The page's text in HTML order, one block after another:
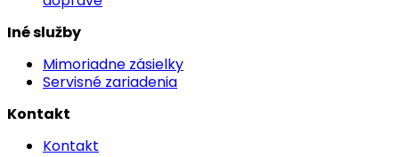
Iné služby
Mimoriadne zásielky
Servisné zariadenia
Kontakt
Kontakt